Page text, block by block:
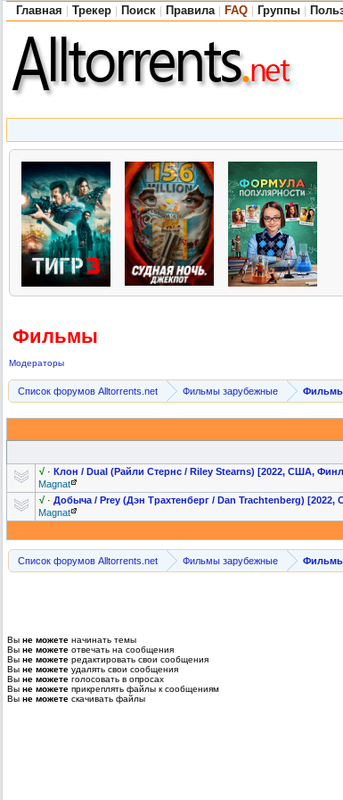
Главная Трекер Поиск Правила FAQ Группы
Фильмы
Модераторы
Список форумов Alltorrents.net Фильмы зарубежные
√ · Клон / Dual (Райли Стернс / Riley Stearns) [2022, США,
Magnat
√ · Добыча / Prey (Дэн Трахтенберг / Dan Trachtenberg) [2022,
Magnat
Список форумов Alltorrents.net Фильмы зарубежные
Вы не можете начинать темы
Вы не можете отвечать на сообщения
Вы не можете редактировать свои сообщения
Вы не можете удалять свои сообщения
Вы не можете голосовать в опросах
Вы не можете прикреплять файлы к сообщениям
Вы не можете скачивать файлы